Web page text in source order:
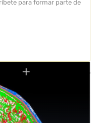
para formar parte de